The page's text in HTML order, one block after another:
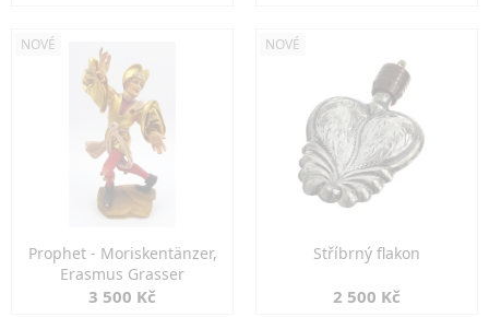
NOVÉ
Prophet - Moriskentänzer,
Erasmus Grasser
3 500 Kč
NOVÉ
Stříbrný flakon
2 500 Kč